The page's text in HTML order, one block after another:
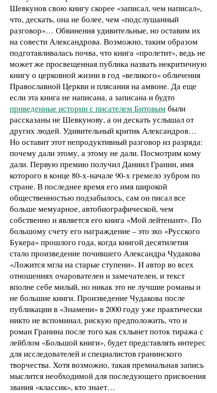
Шевкунов свою книгу скорее «записал, чем написал»,
что, дескать, она не более, чем «подслушанный
разговор»… Обвинения удивительные, но оставим их
на совести Александрова. Возможно, таким образом
подготавливалась почва, что книга «пролетит», ведь не
может же просвещенная публика назвать некритичную
книгу о церковной жизни в год «великого» обличения
Православной Церкви и плясания на амвоне. Да еще
если эта книга не написана, а записана и будто
приведенные истории с писателем Битовымбыли
рассказаны не Шевкунову, а он дескать услышал от
других людей. Удивительный критик Александров…
Но оставит этот непродуктивный разговор из разряда:
почему дали этому, а этому не дали. Посмотрим кому
дали. Первую премию получил Даниил Гранин, имя
которого в конце 80-х-начале 90-х гремело зубром по
стране. В последнее время его имя широкой
общественностью подзабылось, сам он писал все
больше мемуарное, автобиографической, чем
собственно и является его книга «Мой лейтенант». По
большому счету его награждение – это эхо «Русского
Букера» прошлого года, когда книгой десятилетия
стало произведение почившего Александра Чудакова
«Ложится мгла на старые ступени». И автор во всех
отношениях очарователен и замечателен, и текст
вполне себе милый, но никак это не лучшие романы и
не большие книги. Произведение Чудакова после
публикации в «Знамени» в 2000 году уже практически
никто не вспоминал, рискую предположить, что и
роман Гранина после того как схлынет поток тиража с
лейблом «Большой книги», будет представлять интерес
для исследователей и специалистов гранинского
творчества. Хотя возможно, такая премиальная запись
мыслится необходимой для последующего присвоения
звания «классик», кто знает…